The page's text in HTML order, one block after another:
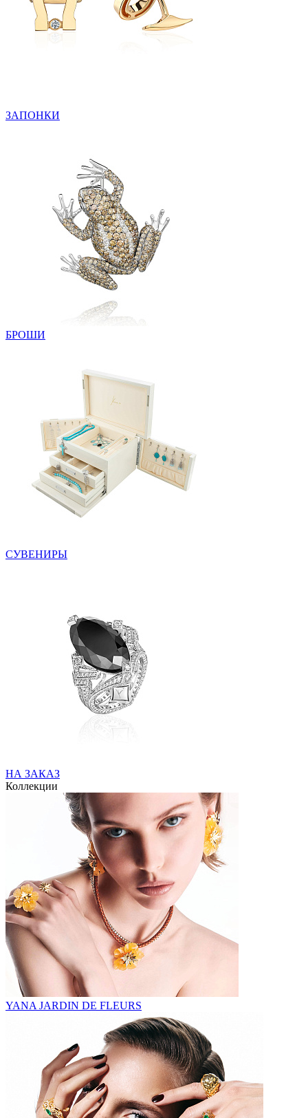
ЗАПОНКИ
БРОШИ
СУВЕНИРЫ
НА ЗАКАЗ
Коллекции
YANA JARDIN DE FLEURS